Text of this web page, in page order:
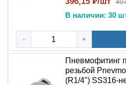
В наличии: 30
- +
Пневмофитинг
резьбой
(R1/4") SS316-